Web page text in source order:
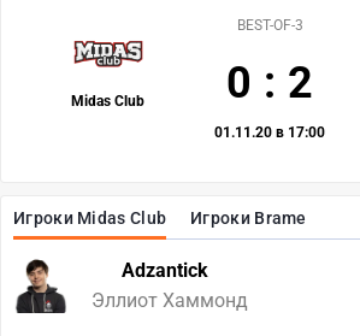
Игроки Midas Club Игроки Brame
Adzantick
Эллиот Хаммонд
Midas Club
BEST-OF-3
0 : 2
01.11.20 в 17:00